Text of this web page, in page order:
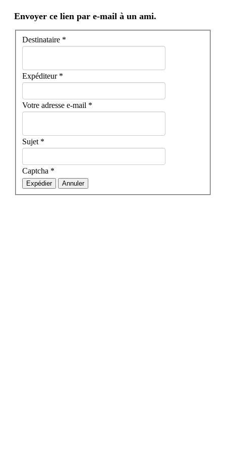
Envoyer ce lien par e-mail à un ami.
Destinataire *
Expéditeur*
Votre adresse e-mail *
Sujet *
Captcha *
Expédier Annuler